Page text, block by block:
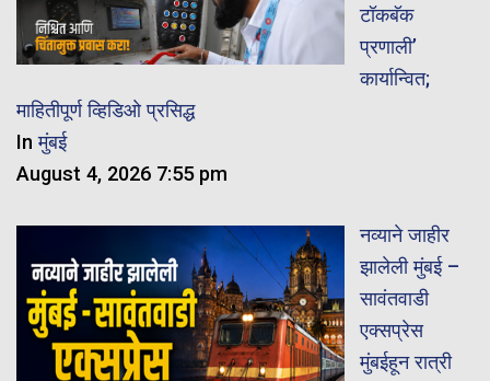
टॉकबॅक
प्रणाली’
कार्यान्वित;
माहितीपूर्ण व्हिडिओ प्रसिद्ध
Inमुंबई
August 4, 2026 7:55 pm
नव्याने जाहीर
झालेली मुंबई –
सावंतवाडी
एक्सप्रेस
मुंबईहून रात्री